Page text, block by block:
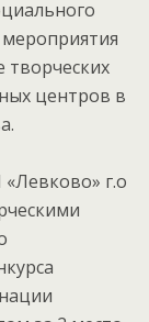
центров в
г.о